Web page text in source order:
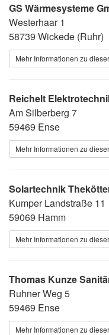
GS Wärmesysteme
Westerhaar 1
58739 Wickede (Ruhr)
Mehr Informationen zu
Reichelt
Am Silberberg 7
59469 Ense
Mehr Informationen zu
Solartechnik
Kumper Landstraße 11
59069 Hamm
Mehr Informationen zu
Thomas Kunze
Ruhner Weg 5
59469 Ense
Mehr Informationen zu